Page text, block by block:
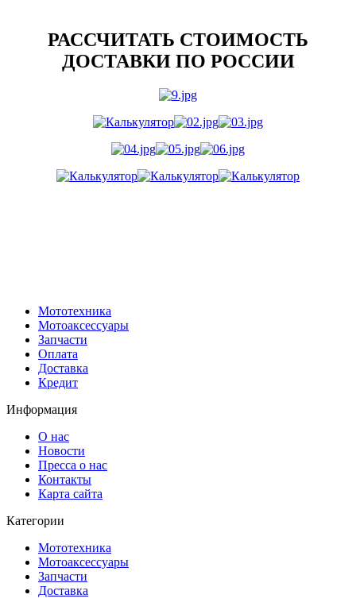
РАССЧИТАТЬ СТОИМОСТЬ
ДОСТАВКИ ПО РОССИИ
Мототехника
Мотоаксессуары
Запчасти
Оплата
Доставка
Кредит
Информация
О нас
Новости
Пресса о нас
Контакты
Карта сайта
Категории
Мототехника
Мотоаксессуары
Запчасти
Доставка